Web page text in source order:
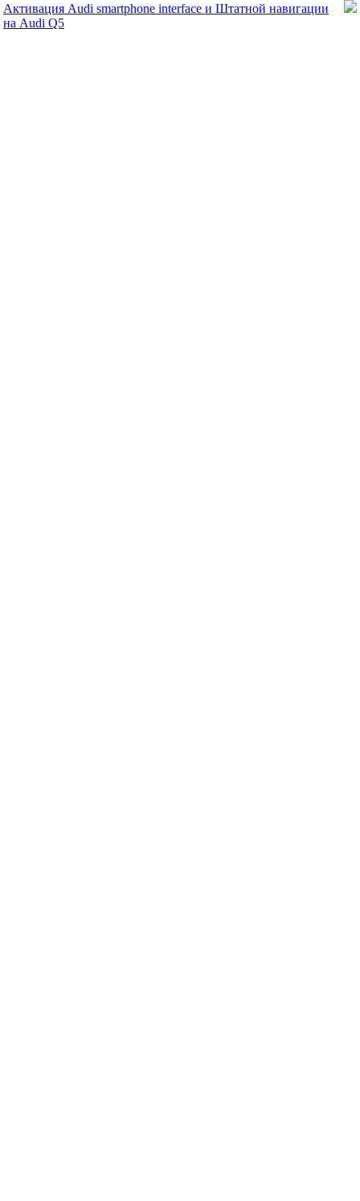
Активация Audi smartphone interface и Штатной навигации
на Audi Q5